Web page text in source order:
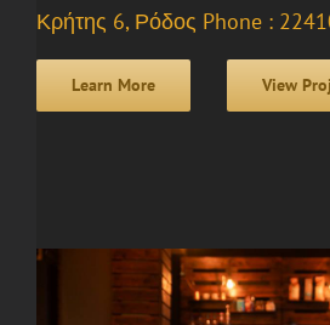
Κρήτης 6, Ρόδος Phone :
Learn More View